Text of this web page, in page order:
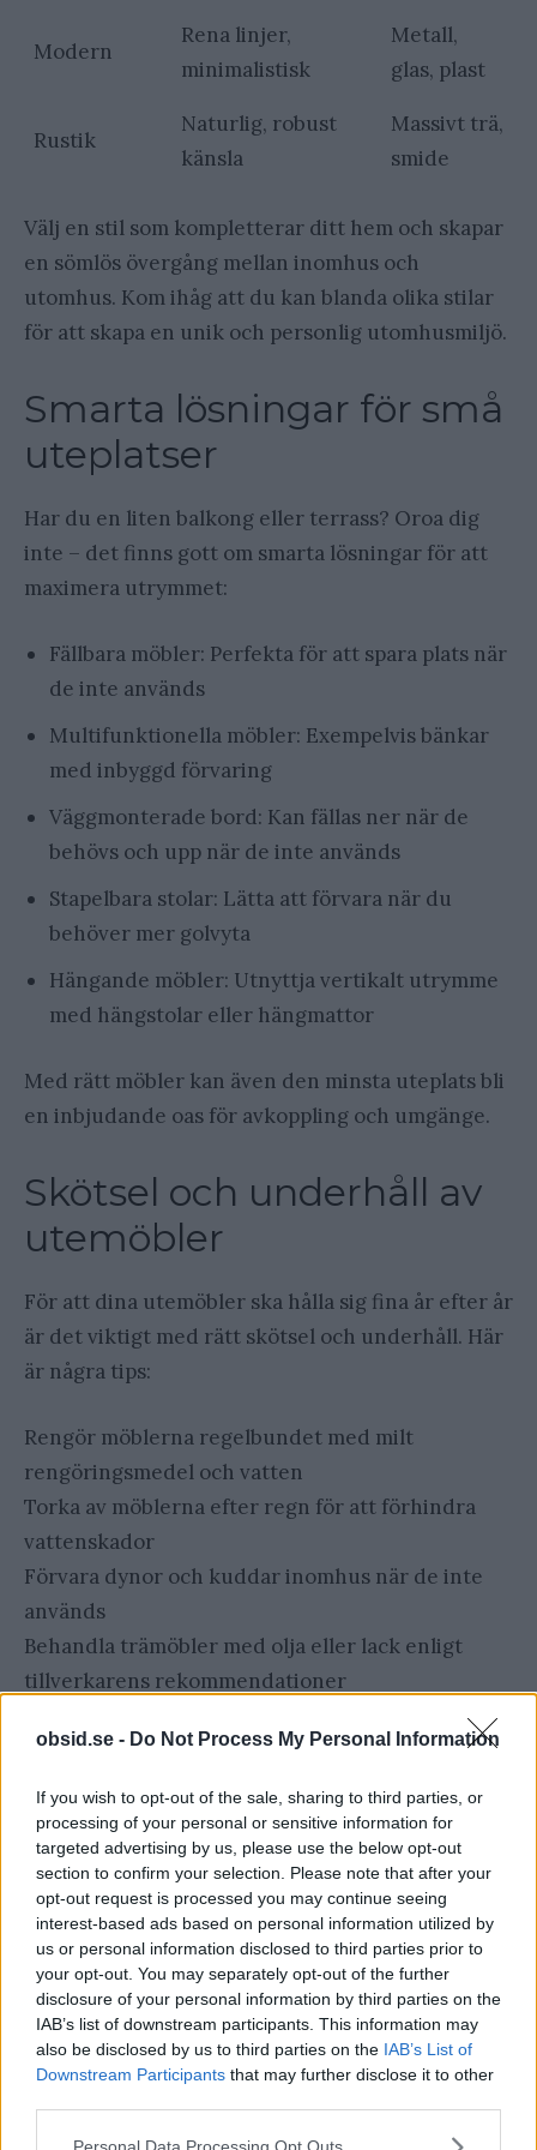
obsid.se - Do Not Process My Personal Information
If you wish to opt-out of the sale, sharing to third parties, or
processing of your personal or sensitive information for
targeted advertising by us, please use the below opt-out
section to confirm your selection. Please note that after your
opt-out request is processed you may continue seeing
interest-based ads based on personal information utilized by
us or personal information disclosed to third parties prior to
your opt-out. You may separately opt-out of the further
disclosure of your personal information by third parties on the
IAB’s list of downstream participants. This information may
also be disclosed by us to third parties on the IAB’s List of
Downstream Participants that may further disclose it to other
Please note that this website/app uses one or more Google
Modern
Rena linjer,
minimalistisk
Metall,
glas, plast
Rustik
Naturlig, robust
känsla
Massivt trä,
smide
Välj en stil som kompletterar ditt hem och skapar
en sömlös övergång mellan inomhus och
utomhus. Kom ihåg att du kan blanda olika stilar
för att skapa en unik och personlig utomhusmiljö.
Smarta lösningar för små
uteplatser
Har du en liten balkong eller terrass? Oroa dig
inte – det finns gott om smarta lösningar för att
maximera utrymmet:
Fällbara möbler: Perfekta för att spara plats när
de inte används
Multifunktionella möbler: Exempelvis bänkar
med inbyggd förvaring
Väggmonterade bord: Kan fällas ner när de
behövs och upp när de inte används
Stapelbara stolar: Lätta att förvara när du
behöver mer golvyta
Hängande möbler: Utnyttja vertikalt utrymme
med hängstolar eller hängmattor
Med rätt möbler kan även den minsta uteplats bli
en inbjudande oas för avkoppling och umgänge.
Skötsel och underhåll av
utemöbler
För att dina utemöbler ska hålla sig fina år efter år
är det viktigt med rätt skötsel och underhåll. Här
är några tips:
Rengör möblerna regelbundet med milt
rengöringsmedel och vatten
Torka av möblerna efter regn för att förhindra
vattenskador
Förvara dynor och kuddar inomhus när de inte
används
Behandla trämöbler med olja eller lack enligt
tillverkarens rekommendationer
inomhus under vintern
Genom att ta hand om dina utemöbler på rätt sätt
kan du njuta av dem under många säsonger
framöver.
Accessoarer som lyfter
din uteplats
Rätt accessoarer kan förvandla din uteplats från
trevlig till fantastisk. Här är några idéer för att
skapa en inbjudande atmosfär: